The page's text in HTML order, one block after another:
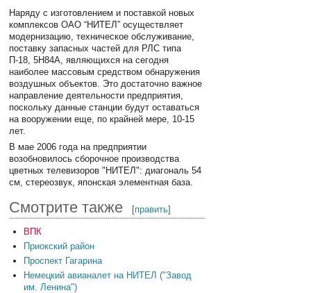
Наряду с изготовлением и поставкой новых
комплексов ОАО “НИТЕЛ” осуществляет
модернизацию, техническое обслуживание,
поставку запасных частей для РЛС типа
П-18, 5Н84А, являющихся на сегодня
наиболее массовым средством обнаружения
воздушных объектов. Это достаточно важное
направление деятельности предприятия,
поскольку данные станции будут оставаться
на вооружении еще, по крайней мере, 10-15
лет.
В мае 2006 года на предприятии
возобновилось сборочное производства
цветных телевизоров "НИТЕЛ": диагональ 54
см, стереозвук, японская элементная база.
Смотрите также [править]
ВПК
Приокский район
Проспект Гагарина
Немецкий авианалет на НИТЕЛ ("Завод
им. Ленина")